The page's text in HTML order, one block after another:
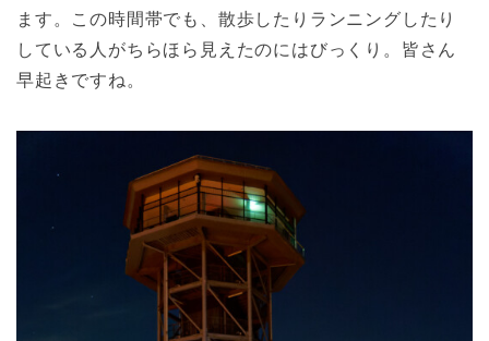
ます。この時間帯でも、散歩したりランニングしたり
している人がちらほら見えたのにはびっくり。皆さん
早起きですね。